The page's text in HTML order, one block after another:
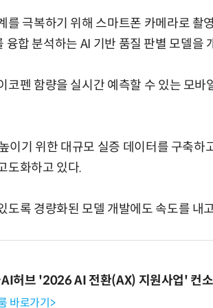
극복하기 위해 스마트폰 카메라로 촬
합 분석하는 AI 기반 품질 판별 모델을
펜 함량을 실시간 예측할 수 있는 모바
이기 위한 대규모 실증 데이터를 구축하
도화하고 있다.
록 경량화된 모델 개발에도 속도를 내
허브 '2026 AI 전환(AX) 지원사업' 컨
바로가기>